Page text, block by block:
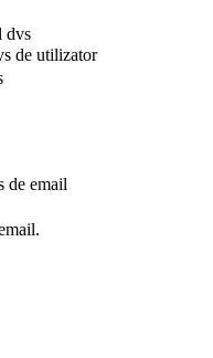
dvs
de utilizator
de email